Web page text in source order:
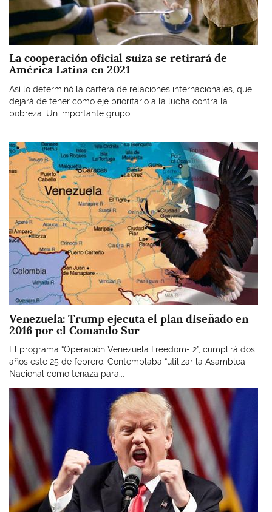
La cooperación oficial suiza se retirará de
América Latina en 2021
Así lo determinó la cartera de relaciones internacionales, que
dejará de tener como eje prioritario a la lucha contra la
pobreza. Un importante grupo...
Imagen
Venezuela: Trump ejecuta el plan diseñado en
2016 por el Comando Sur
El programa “Operación Venezuela Freedom- 2”, cumplirá dos
años este 25 de febrero. Contemplaba “utilizar la Asamblea
Nacional como tenaza para...
Imagen